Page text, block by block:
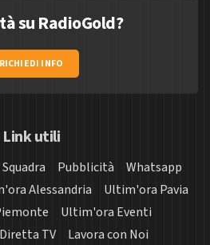
su RadioGold?
RICHIEDI INFO
Link utili
Pubblicità
Whatsapp
Alessandria
Ultim'ora Pavia
Ultim'ora Eventi
Diretta TV Lavora con Noi